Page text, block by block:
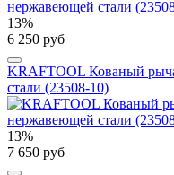
13%
6 250 руб
KRAFTOOL Кованый
стали (23508-10)
13%
7 650 руб